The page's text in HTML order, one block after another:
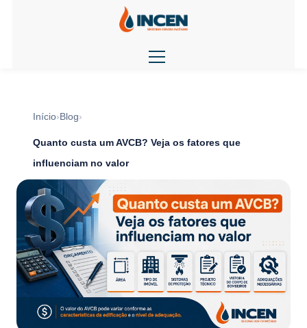
Início Blog
Quanto custa um AVCB? Veja os fatores que
influenciam no valor